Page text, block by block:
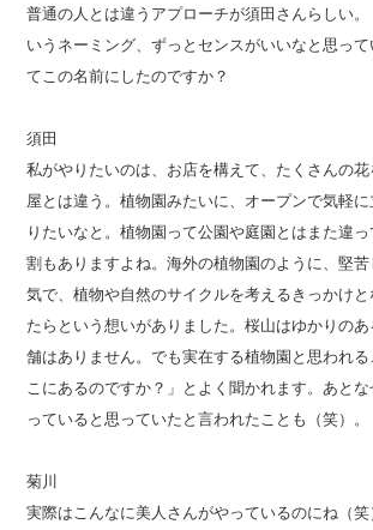
普通の人とは違うアプローチが須田さんらしい
いうネーミング、ずっとセンスがいいなと思っ
てこの名前にしたのですか？
須田
私がやりたいのは、お店を構えて、たくさんの
屋とは違う。植物園みたいに、オープンで気軽
りたいなと。植物園って公園や庭園とはまた違
割もありますよね。海外の植物園のように、堅
気で、植物や自然のサイクルを考えるきっかけ
たらという想いがありました。桜山はゆかりの
舗はありません。でも実在する植物園と思われ
こにあるのですか？」とよく聞かれます。あと
っていると思っていたと言われたことも（笑）。
菊川
実際はこんなに美人さんがやっているのにね（